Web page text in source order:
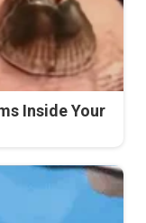
Inside Your